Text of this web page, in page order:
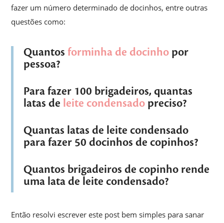
fazer um número determinado de docinhos, entre outras
questões como:
Quantosforminha de docinho por
pessoa?
Para fazer 100 brigadeiros, quantas
latas de leite condensado preciso?
Quantas latas de leite condensado
para fazer 50 docinhos decopinhos?
Quantos brigadeiros de copinho rende
uma lata de leite condensado?
Então resolvi escrever este post bem simples para sanar